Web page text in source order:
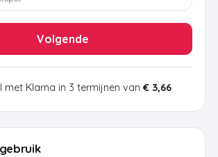
Volgende
met Klarna in 3 termijnen van € 3,66